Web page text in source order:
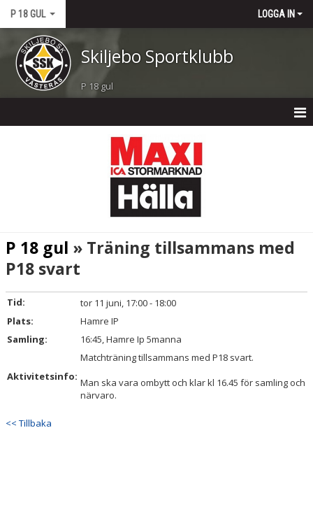
P 18 GUL LOGGA IN
Skiljebo Sportklubb
P 18 gul
BILDGALLERI
DOKUMENT
KONTAKT
P 18 gul » Träning tillsammans med
P18 svart
Tid:
tor 11 juni, 17:00 - 18:00
Plats:
Hamre IP
Samling:
16:45, Hamre Ip 5manna
Aktivitetsinfo:
Matchträning tillsammans med P18 svart.
Man ska vara ombytt och klar kl 16.45 för samling och
närvaro.
<< Tillbaka